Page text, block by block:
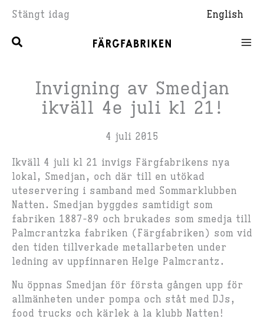
till
innehåll
Stängt idag English
Invigning av Smedjan
ikväll 4e juli kl 21!
4 juli 2015
Ikväll 4 juli kl 21 invigs Färgfabrikens nya
lokal, Smedjan, och där till en utökad
uteservering i samband med Sommarklubben
Natten. Smedjan byggdes samtidigt som
fabriken 1887-89 och brukades som smedja till
Palmcrantzka fabriken (Färgfabriken) som vid
den tiden tillverkade metallarbeten under
ledning av uppfinnaren Helge Palmcrantz.
Nu öppnas Smedjan för första gången upp för
allmänheten under pompa och ståt med DJs,
food trucks och kärlek à la klubb Natten!